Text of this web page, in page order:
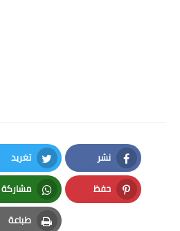
نشر
Facebook
تغريد
Twitter
حفظ
Pinterest
مشاركة
Whatsapp
طباعة